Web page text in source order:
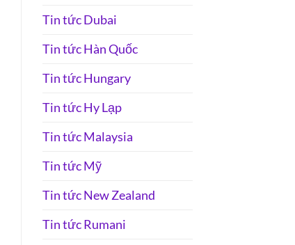
Tin tức Dubai
Tin tức Hàn Quốc
Tin tức Hungary
Tin tức Hy Lạp
Tin tức Malaysia
Tin tức Mỹ
Tin tức New Zealand
Tin tức Rumani